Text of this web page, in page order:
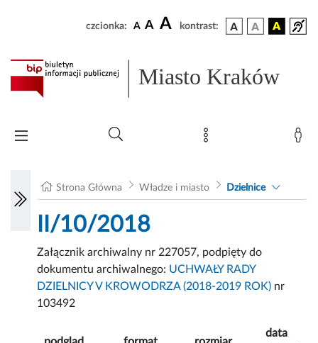
czcionka: A A A kontrast:
Miasto Kraków
Strona Główna Władze i miasto Dzielnice
II/10/2018
Załącznik archiwalny nr 227057, podpięty do
dokumentu archiwalnego: UCHWAŁY RADY
DZIELNICY V KROWODRZA (2018-2019 ROK) nr
103492
data